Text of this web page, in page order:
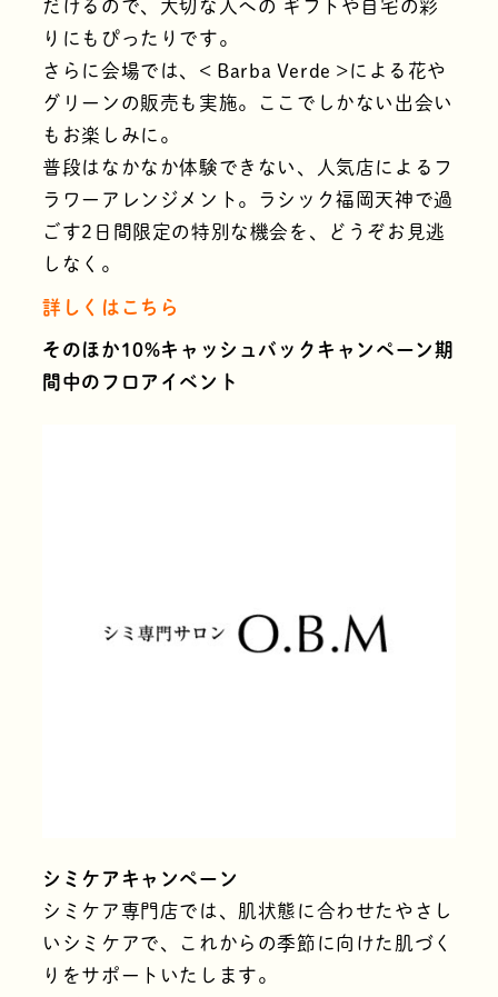
だけるので、大切な人への ギフトや自宅の彩
りにもぴったりです。
さらに会場では、< Barba Verde >による花や
グリーンの販売も実施。ここでしかない出会い
もお楽しみに。
普段はなかなか体験できない、人気店によるフ
ラワーアレンジメント。ラシック福岡天神で過
ごす2日間限定の特別な機会を、どうぞお見逃
しなく。
詳しくはこちら
そのほか10%キャッシュバックキャンペーン期
間中のフロアイベント
シミケアキャンペーン
シミケア専門店では、肌状態に合わせたやさし
いシミケアで、これからの季節に向けた肌づく
りをサポートいたします。